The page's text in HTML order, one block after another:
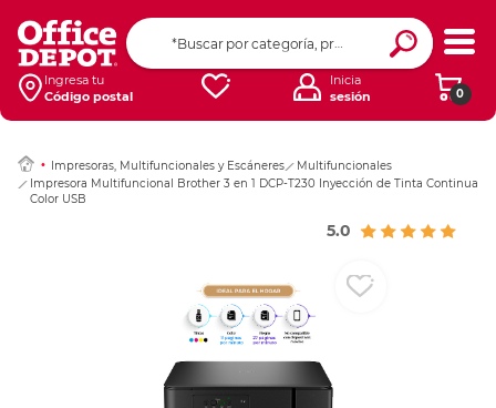
Ingresa tu
Código postal
0
Inicia
sesión
Impresoras, Multifuncionales y Escáneres
Multifuncionales
Impresora Multifuncional Brother 3 en 1 DCP-T230 Inyección de Tinta Continua
Color USB
5.0
Ingresar Codigo